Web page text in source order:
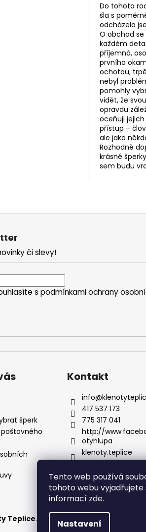
Tento web používá
tohoto webu vyjadřujete
informací zde.
Nastavení
Do tohoto
šla s
odcházela
O obchod
každém
příjemná,
prvního
ochotou,
nebyl
pomohly
vidět, že
opravdu
oceňuji
přístup –
ale jako
Rozhodně
krásné
sem budu
či slevy!
s podmínkami ochrany
šperk
Kontakt
info@
417 537 173
775 317 041
http://
otyhlupa
klenoty.teplice
Teplice. Všechna práva vyhrazena.